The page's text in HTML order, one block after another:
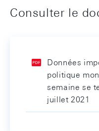
Consulter le
Données
politique
semaine se
juillet 2021